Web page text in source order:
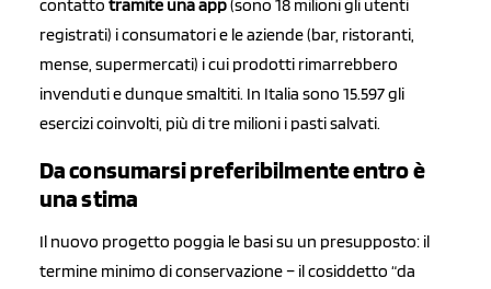
contatto tramite una app(sono 18 milioni gli utenti
registrati) i consumatori e le aziende (bar, ristoranti,
mense, supermercati) i cui prodotti rimarrebbero
invenduti e dunque smaltiti. In Italia sono 15.597 gli
esercizi coinvolti, più di tre milioni i pasti salvati.
Da consumarsi preferibilmente entro è
una stima
Il nuovo progetto poggia le basi su un presupposto: il
termine minimo di conservazione – il cosiddetto “da